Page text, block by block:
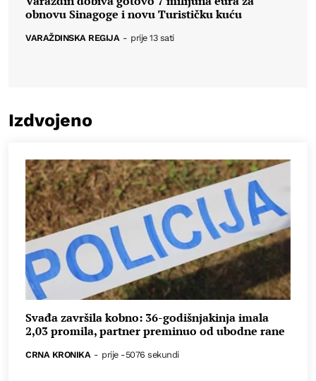
obnovu Sinagoge i novu Turističku kuću
VARAŽDINSKA REGIJA - prije 13 sati
Izdvojeno
Svađa završila kobno: 36-godišnjakinja imala
2,03 promila, partner preminuo od ubodne rane
CRNA KRONIKA - prije -5076 sekundi